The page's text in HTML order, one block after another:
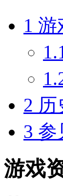
1 游
2 历
3 参
游戏